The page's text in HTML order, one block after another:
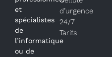
et
spécialistes
de
l’informatique
ou de
d’urgence
24/7
Tarifs